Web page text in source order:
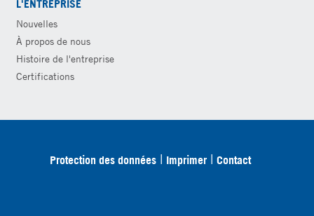
L'ENTREPRISE
Nouvelles
À propos de nous
Histoire de l'entreprise
Certifications
Protection des données Imprimer Contact